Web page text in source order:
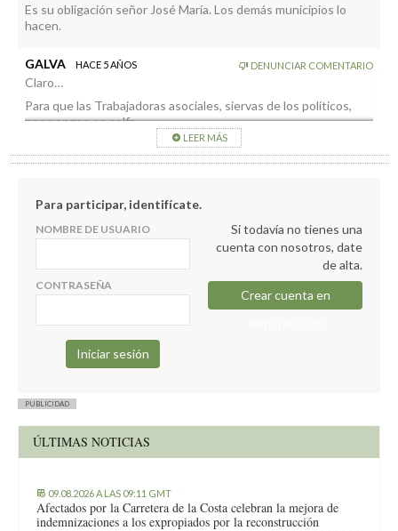
Es su obligación señor José María. Los demás municipios lo
hacen.
GALVA HACE 5 AÑOS DENUNCIAR COMENTARIO
Claro…
Para que las Trabajadoras asociales, siervas de los políticos,
nos pongan en solfa…
LEER MÁS
Para participar, identifícate.
NOMBRE DE USUARIO
CONTRASEÑA
Si todavía no tienes una
cuenta con nosotros, date
de alta.
Crear cuenta en
PUBLICIDAD
ÚLTIMAS NOTICIAS
09.08.2026 A LAS 09:11 GMT
Afectados por la Carretera de la Costa celebran la mejora de
indemnizaciones a los expropiados por la reconstrucción